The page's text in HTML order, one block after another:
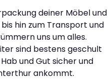
deiner Möbel und
hin zum Transport und
uns um alles.
sind bestens geschult
und Gut sicher und
ankommt.